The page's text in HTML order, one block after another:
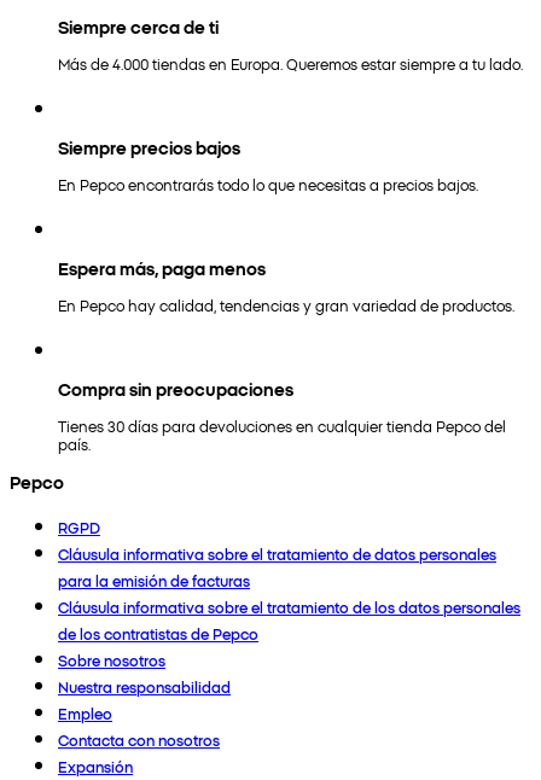
Siempre cerca de ti
Más de 4.000 tiendas en Europa. Queremos estar siempre a tu lado.
Siempre precios bajos
En Pepco encontrarás todo lo que necesitas a precios bajos.
Espera más, paga menos
En Pepco hay calidad, tendencias y gran variedad de productos.
Compra sin preocupaciones
Tienes 30 días para devoluciones en cualquier tienda Pepco del
país.
Pepco
RGPD
Cláusula informativa sobre el tratamiento de datos personales
para la emisión de facturas
Cláusula informativa sobre el tratamiento de los datos personales
de los contratistas de Pepco
Sobre nosotros
Nuestra responsabilidad
Empleo
Contacta con nosotros
Expansión